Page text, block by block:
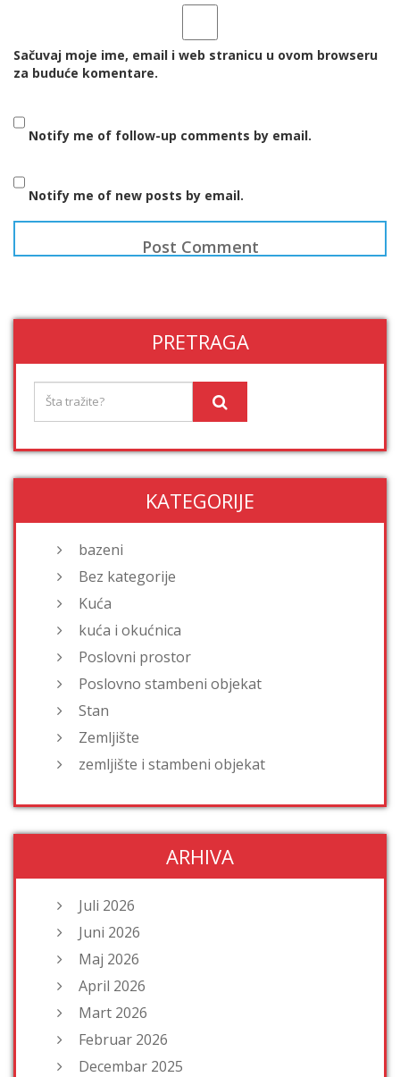
Sačuvaj moje ime, email i web stranicu u ovom browseru
za buduće komentare.
Notify me of follow-up comments by email.
Notify me of new posts by email.
PRETRAGA
KATEGORIJE
bazeni
Bez kategorije
Kuća
kuća i okućnica
Poslovni prostor
Poslovno stambeni objekat
Stan
Zemljište
zemljište i stambeni objekat
ARHIVA
Juli 2026
Juni 2026
Maj 2026
April 2026
Mart 2026
Februar 2026
Decembar 2025